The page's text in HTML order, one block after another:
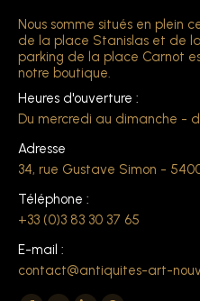
Nous somme situés en plein
de la place Stanislas et de
parking de la place Carnot
notre boutique.
Heures d'ouverture :
Du mercredi au dimanche -
Adresse
34, rue Gustave Simon -
Téléphone :
+33 (0)3 83 30 37 65
E-mail :
contact@antiquites-art-